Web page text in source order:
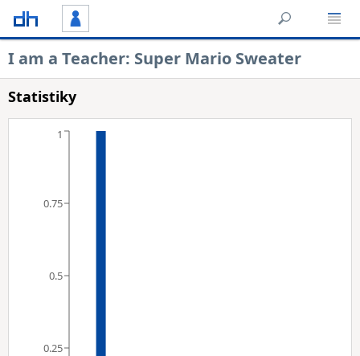
I am a Teacher: Super Mario Sweater
Statistiky
0.25
0.5
0.75
1